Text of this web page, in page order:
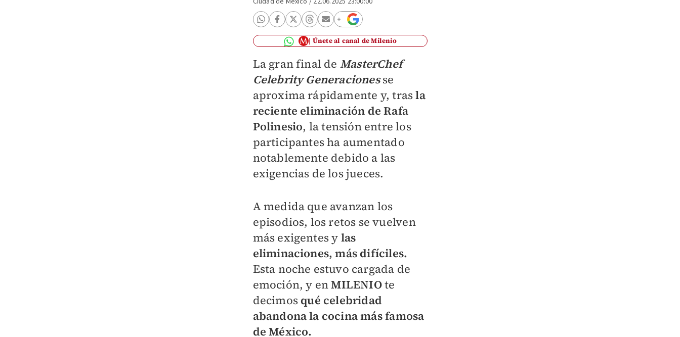
Únete al canal de Milenio
La gran final de MasterChef
Celebrity Generacionesse
aproxima rápidamente y, trasla
reciente eliminación de Rafa
Polinesio, la tensión entre los
participantes ha aumentado
notablemente debido a las
exigencias de los jueces.
A medida que avanzan los
episodios, los retos se vuelven
más exigentes y las
eliminaciones, más difíciles.
Esta noche estuvo cargada de
emoción, y enMILENIOte
decimos qué celebridad
abandona la cocina más famosa
de México.